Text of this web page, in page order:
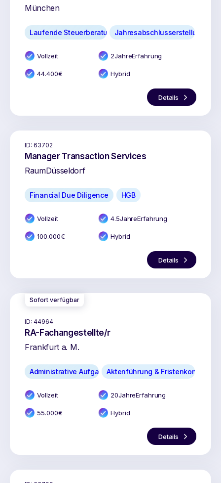
München
Laufende SteuerberatungJahresabschlusserstellung
Vollzeit 2JahreErfahrung
44.400€ Hybrid
Details
ID: 63702
Manager Transaction Services
RaumDüsseldorf
Financial Due Diligence HGB
Vollzeit 4.5JahreErfahrung
100.000€ Hybrid
Details
Sofort verfügbar
ID: 44964
RA-Fachangestellte/r
Frankfurt a. M.
Administrative AufgabenAktenführung & Fristenkontrolle
Vollzeit 20JahreErfahrung
55.000€ Hybrid
Details